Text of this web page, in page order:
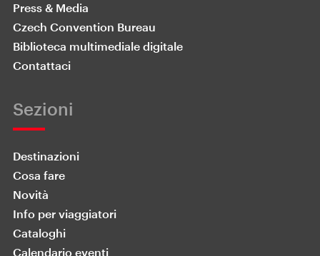
Press & Media
Czech Convention Bureau
Biblioteca multimediale digitale
Contattaci
Sezioni
Destinazioni
Cosa fare
Novità
Info per viaggiatori
Cataloghi
Calendario eventi